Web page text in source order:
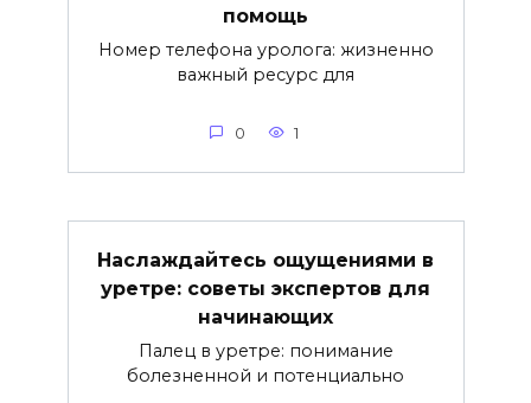
помощь
Номер телефона уролога: жизненно
важный ресурс для
0 1
Наслаждайтесь ощущениями в
уретре: советы экспертов для
начинающих
Палец в уретре: понимание
болезненной и потенциально